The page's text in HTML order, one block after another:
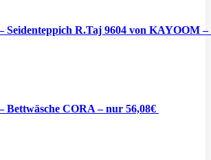
Seidenteppich R.Taj 9604 von KAYOOM
Bettwäsche CORA – nur 56,08€